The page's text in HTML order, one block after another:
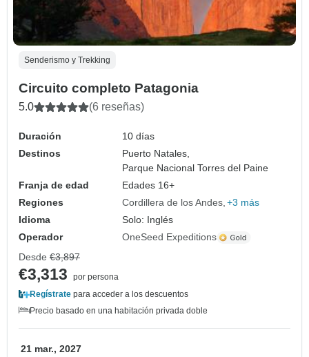
Senderismo y Trekking
Circuito completo Patagonia
5.0 (6 reseñas)
Duración
10 días
Destinos
Puerto Natales,
Parque Nacional Torres del Paine
Franja de edad
Edades 16+
Regiones
Cordillera de los Andes +3 más
Idioma
Solo: Inglés
Operador
OneSeed Expeditions
Desde €3,897
€3,313
por persona
Regístrate para acceder a los descuentos
Precio basado en una habitación privada doble
21 mar., 2027